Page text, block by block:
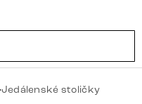
Jedálenské stoličky